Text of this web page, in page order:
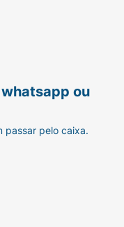
ou
passar pelo caixa.